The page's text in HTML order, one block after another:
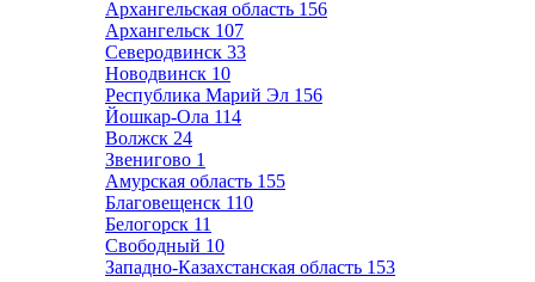
Архангельская область 156
Архангельск 107
Северодвинск 33
Новодвинск 10
Республика Марий Эл 156
Йошкар-Ола 114
Волжск 24
Звенигово 1
Амурская область 155
Благовещенск 110
Белогорск 11
Свободный 10
Западно-Казахстанская область 153